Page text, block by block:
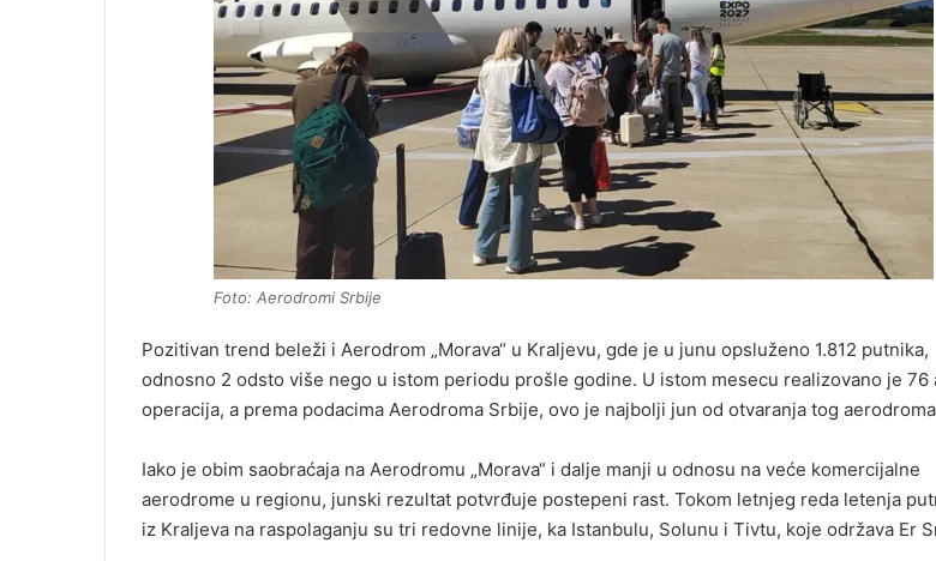
Foto: Aerodromi Srbije
Pozitivan trend beleži i Aerodrom „Morava“ u Kraljevu, gde je u junu opsluženo 1.812 putnika,
odnosno 2 odsto više nego u istom periodu prošle godine. U istom mesecu realizovano je 76
operacija, a prema podacima Aerodroma Srbije, ovo je najbolji jun od otvaranja tog
Iako je obim saobraćaja na Aerodromu „Morava“ i dalje manji u odnosu na veće komercijalne
aerodrome u regionu, junski rezultat potvrđuje postepeni rast. Tokom letnjeg reda letenja
iz Kraljeva na raspolaganju su tri redovne linije, ka Istanbulu, Solunu i Tivtu, koje održava Er